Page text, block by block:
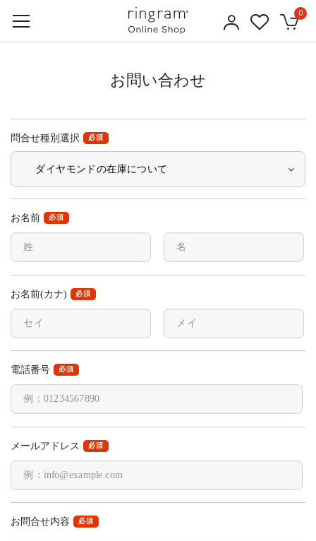
0
お問い合わせ
問合せ種別選択 必須
お名前 必須
お名前(カナ) 必須
電話番号 必須
メールアドレス 必須
お問合せ内容 必須